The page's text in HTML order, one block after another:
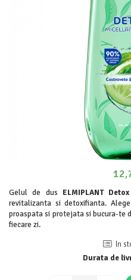
Soluții anticalcar, piatră și rugină
Detergenți diverse suprafețe
Lemn și parchet
Gresie, piatră și granit
Universal
Detergent rufe capsule
Demachiant
Șervețele demachiante
Gelul de dus ELMIPLANT Detox
revitalizanta si detoxifianta. Alege
proaspata si protejata si bucura-te
fiecare zi.
In
Durata de